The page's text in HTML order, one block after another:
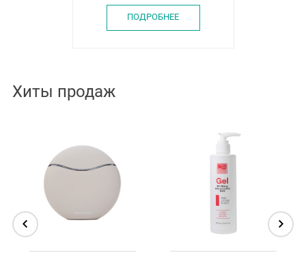
ПОДРОБНЕЕ
Хиты продаж